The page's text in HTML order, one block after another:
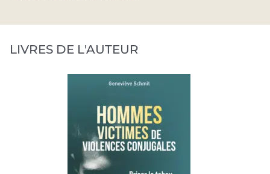
LIVRES DE L'AUTEUR